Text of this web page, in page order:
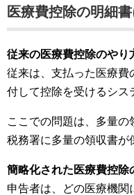
医療費控除の明細
従来の医療費控除のやり
従来は、支払った医療費
付して控除を受けるシス
ここでの問題は、多量の
税務署に多量の領収書が
簡略化された医療費控除
申告者は、どの医療機